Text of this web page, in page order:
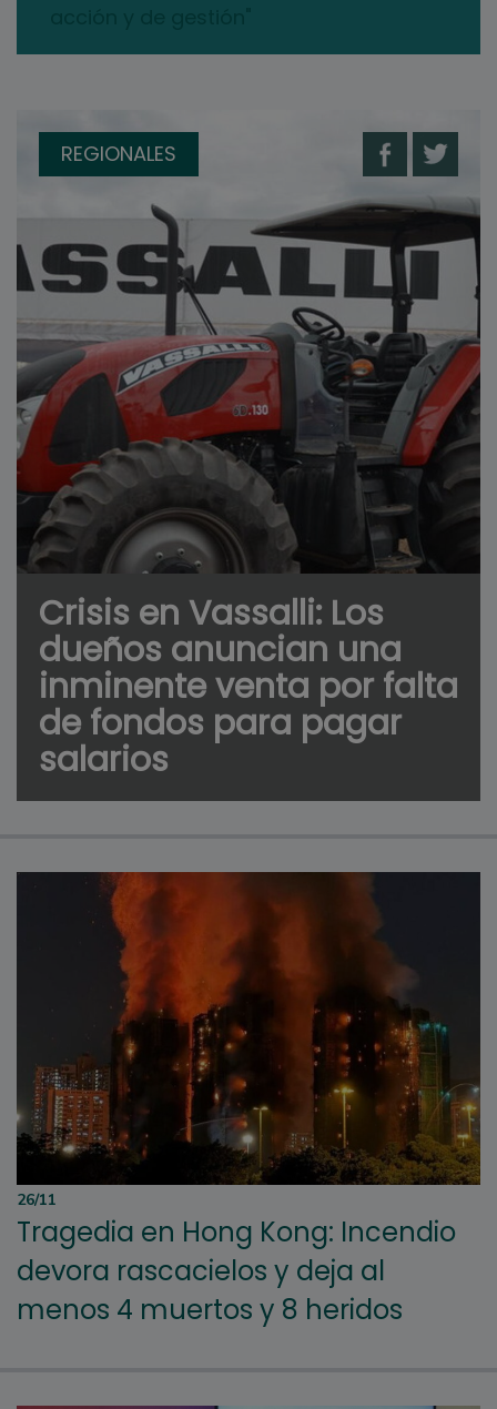
REGIONALES
Crisis en Vassalli: Los
dueños anuncian una
inminente venta por falta
de fondos para pagar
salarios
26/11
Tragedia en Hong Kong: Incendio
devora rascacielos y deja al
menos 4 muertos y 8 heridos